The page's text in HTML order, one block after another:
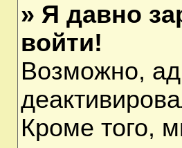
» Я давно
войти!
Возможно,
Кроме того,